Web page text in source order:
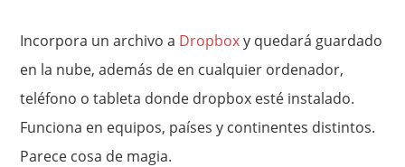
Incorpora un archivo a Dropboxy quedará guardado
en la nube, además de en cualquier ordenador,
teléfono o tableta donde dropbox esté instalado.
Funciona en equipos, países y continentes distintos.
Parece cosa de magia.